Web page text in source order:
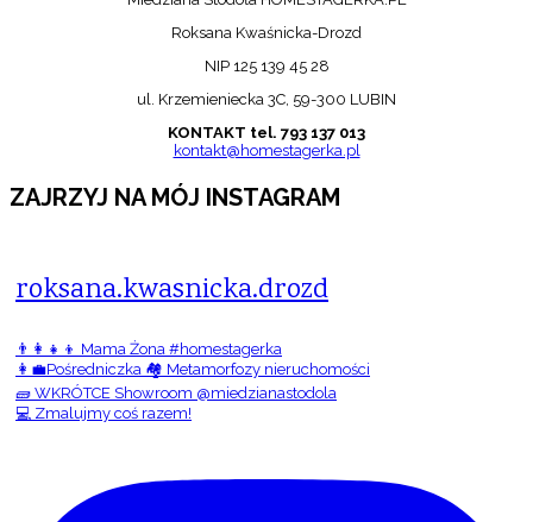
Roksana Kwaśnicka-Drozd
NIP 125 139 45 28
ul. Krzemieniecka 3C, 59-300 LUBIN
KONTAKT tel. 793 137 013
kontakt@homestagerka.pl
ZAJRZYJ NA MÓJ INSTAGRAM
roksana.kwasnicka.drozd
👨‍👩‍👧‍👦 Mama Żona #homestagerka
👩‍💼Pośredniczka 🏘️ Metamorfozy nieruchomości
🧱 WKRÓTCE Showroom @miedzianastodola
💻 Zmalujmy coś razem!